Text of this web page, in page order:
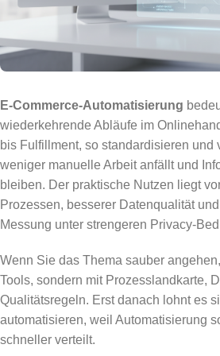
E-Commerce-Automatisierung
wiederkehrende Abläufe im
bis Fulfillment, so standardisieren und
weniger manuelle Arbeit anfällt und
bleiben. Der praktische Nutzen liegt
Prozessen, besserer Datenqualität
Messung unter strengeren Privacy-
Wenn Sie das Thema sauber
Tools, sondern mit Prozesslandkarte,
Qualitätsregeln. Erst danach lohnt es
automatisieren, weil Automatisierung
schneller verteilt.